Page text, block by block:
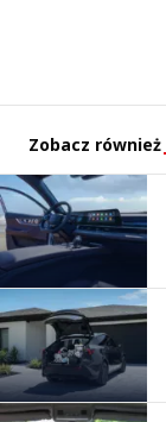
Zobacz również